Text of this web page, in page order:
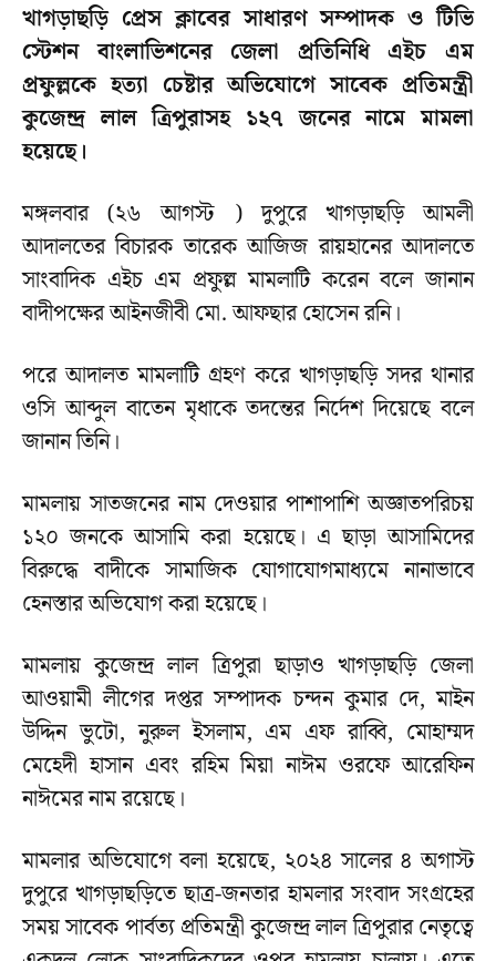
খাগড়াছড়ি প্রেস ক্লাবের সাধারণ সম্পাদক ও টিভি
স্টেশন বাংলাভিশনের জেলা প্রতিনিধি এইচ এম
প্রফুল্লকে হত্যা চেষ্টার অভিযোগে সাবেক প্রতিমন্ত্রী
কুজেন্দ্র লাল ত্রিপুরাসহ ১২৭ জনের নামে মামলা
হয়েছে।
মঙ্গলবার (২৬ আগস্ট ) দুপুরে খাগড়াছড়ি আমলী
আদালতের বিচারক তারেক আজিজ রায়হানের আদালতে
সাংবাদিক এইচ এম প্রফুল্ল মামলাটি করেন বলে জানান
বাদীপক্ষের আইনজীবী মো. আফছার হোসেন রনি।
পরে আদালত মামলাটি গ্রহণ করে খাগড়াছড়ি সদর থানার
ওসি আব্দুল বাতেন মৃধাকে তদন্তের নির্দেশ দিয়েছে বলে
জানান তিনি।
মামলায় সাতজনের নাম দেওয়ার পাশাপাশি অজ্ঞাতপরিচয়
১২০ জনকে আসামি করা হয়েছে। এ ছাড়া আসামিদের
বিরুদ্ধে বাদীকে সামাজিক যোগাযোগমাধ্যমে নানাভাবে
হেনস্তার অভিযোগ করা হয়েছে।
মামলায় কুজেন্দ্র লাল ত্রিপুরা ছাড়াও খাগড়াছড়ি জেলা
আওয়ামী লীগের দপ্তর সম্পাদক চন্দন কুমার দে, মাইন
উদ্দিন ভুটো, নুরুল ইসলাম, এম এফ রাব্বি, মোহাম্মদ
মেহেদী হাসান এবং রহিম মিয়া নাঈম ওরফে আরেফিন
নাঈমের নাম রয়েছে।
মামলার অভিযোগে বলা হয়েছে, ২০২৪ সালের ৪ অগাস্ট
দুপুরে খাগড়াছড়িতে ছাত্র-জনতার হামলার সংবাদ সংগ্রহের
সময় সাবেক পার্বত্য প্রতিমন্ত্রী কুজেন্দ্র লাল ত্রিপুরার নেতৃত্বে